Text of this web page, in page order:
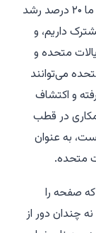
رشد کرد. هنوز بسیار نمادین است. با این حال، ما ۲۰ درصد رشد
داریم، و
متحده و
می‌توانند
و اکتشاف
در قطب
به عنوان
متحده.
صفحه را
چندان دور از